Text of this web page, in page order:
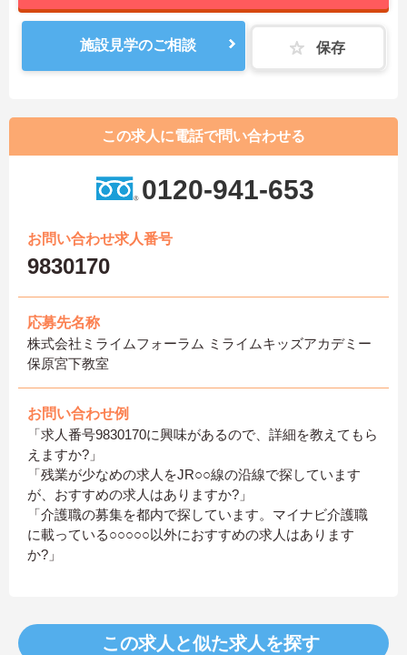
施設見学のご相談 保存
この求人に電話で問い合わせる
0120-941-653
お問い合わせ求人番号
9830170
応募先名称
株式会社ミライムフォーラム ミライムキッズアカデミー
保原宮下教室
お問い合わせ例
「求人番号9830170に興味があるので、詳細を教えてもら
えますか?」
「残業が少なめの求人をJR○○線の沿線で探しています
が、おすすめの求人はありますか?」
「介護職の募集を都内で探しています。マイナビ介護職
に載っている○○○○○以外におすすめの求人はあります
か?」
この求人と似た求人を探す